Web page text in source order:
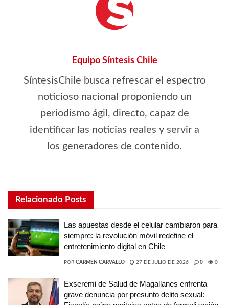
Equipo Síntesis Chile
SíntesisChile busca refrescar el espectro
noticioso nacional proponiendo un
periodismo ágil, directo, capaz de
identificar las noticias reales y servir a
los generadores de contenido.
Relacionado Posts
Las apuestas desde el celular cambiaron para
siempre: la revolución móvil redefine el
entretenimiento digital en Chile
POR CARMEN CARVALLO 27 DE JULIO DE 2026 0 0
Exseremi de Salud de Magallanes enfrenta
grave denuncia por presunto delito sexual: